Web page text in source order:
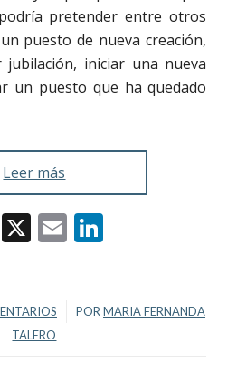
pretender entre otros
puesto de nueva creación,
iniciar una nueva
un puesto que ha quedado
Leer más
X EmailLinkedIn
/ POR MARIA FERNANDA
TALERO